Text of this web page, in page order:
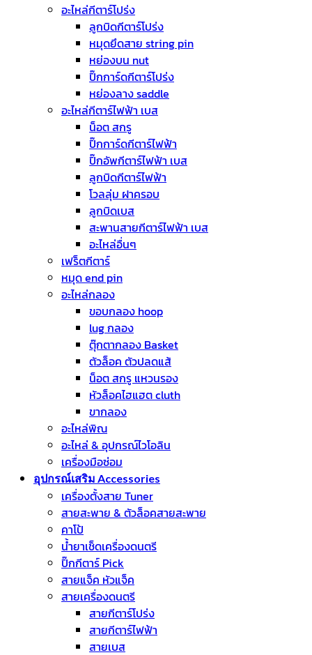
อะไหล่กีตาร์โปร่ง
ลูกบิดกีตาร์โปร่ง
หมุดยึดสาย string pin
หย่องบน nut
ปิ๊กการ์ดกีตาร์โปร่ง
หย่องลาง saddle
อะไหล่กีตาร์ไฟฟ้า เบส
น็อต สกรู
ปิ๊กการ์ดกีตาร์ไฟฟ้า
ปิ๊กอัพกีตาร์ไฟฟ้า เบส
ลูกบิดกีตาร์ไฟฟ้า
โวลลุ่ม ฝาครอบ
ลูกบิดเบส
สะพานสายกีตาร์ไฟฟ้า เบส
อะไหล่อื่นๆ
เฟร็ตกีตาร์
หมุด end pin
อะไหล่กลอง
ขอบกลอง hoop
lug กลอง
ตุ๊กตากลอง Basket
ตัวล็อค ตัวปลดแส้
น็อต สกรู แหวนรอง
หัวล็อคไฮแฮต cluth
ขากลอง
อะไหล่พิณ
อะไหล่ & อุปกรณ์ไวโอลิน
เครื่องมือซ่อม
อุปกรณ์เสริม Accessories
เครื่องตั้งสาย Tuner
สายสะพาย & ตัวล็อคสายสะพาย
คาโป้
น้ำยาเช็ดเครื่องดนตรี
ปิ๊กกีตาร์ Pick
สายแจ็ค หัวแจ็ค
สายเครื่องดนตรี
สายกีตาร์โปร่ง
สายกีตาร์ไฟฟ้า
สายเบส